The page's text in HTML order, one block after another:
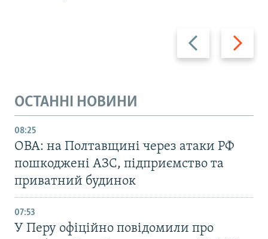
Назад Вперед
ОСТАННІ НОВИНИ
08:25
ОВА: на Полтавщині через атаки РФ
пошкоджені АЗС, підприємство та
приватний будинок
07:53
У Перу офіційно повідомили про